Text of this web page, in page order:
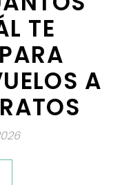
TE
A